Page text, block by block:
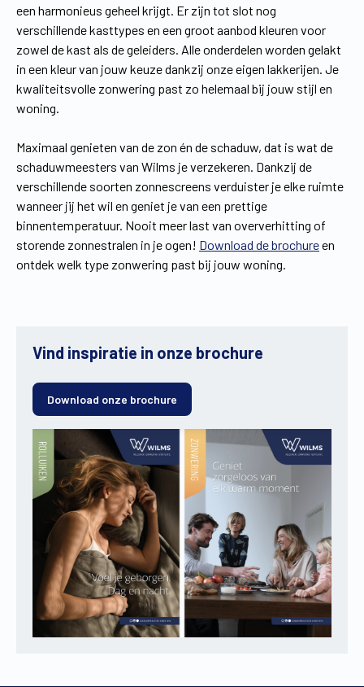
een harmonieus geheel krijgt. Er zijn tot slot nog
verschillende kasttypes en een groot aanbod kleuren voor
zowel de kast als de geleiders. Alle onderdelen worden gelakt
in een kleur van jouw keuze dankzij onze eigen lakkerijen. Je
kwaliteitsvolle zonwering past zo helemaal bij jouw stijl en
woning.
Maximaal genieten van de zon én de schaduw, dat is wat de
schaduwmeesters van Wilms je verzekeren. Dankzij de
verschillende soorten zonnescreens verduister je elke ruimte
wanneer jij het wil en geniet je van een prettige
binnentemperatuur. Nooit meer last van oververhitting of
storende zonnestralen in je ogen! Download de brochureen
ontdek welk type zonwering past bij jouw woning.
Vind inspiratie in onze brochure
Download onze brochure